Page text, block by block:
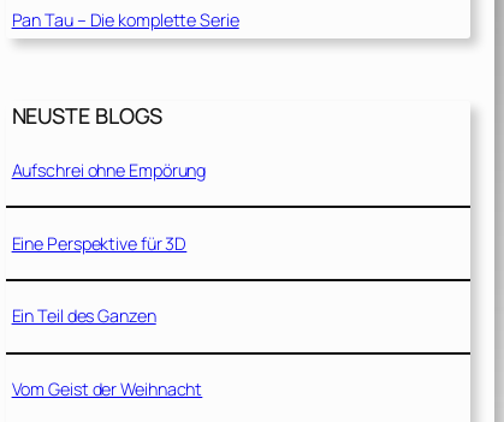
Pan Tau – Die komplette Serie
NEUSTE BLOGS
Aufschrei ohne Empörung
Eine Perspektive für 3D
Ein Teil des Ganzen
Vom Geist der Weihnacht